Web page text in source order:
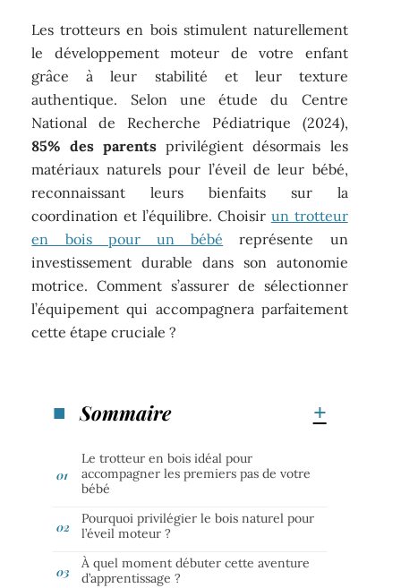
Les trotteurs en bois stimulent naturellement
le développement moteur de votre enfant
grâce à leur stabilité et leur texture
authentique. Selon une étude du Centre
National de Recherche Pédiatrique (2024),
85% des parentsprivilégient désormais les
matériaux naturels pour l’éveil de leur bébé,
reconnaissant leurs bienfaits sur la
coordination et l’équilibre. Choisir un trotteur
en bois pour un bébé représente un
investissement durable dans son autonomie
motrice. Comment s’assurer de sélectionner
l’équipement qui accompagnera parfaitement
cette étape cruciale ?
Sommaire
Le trotteur en bois idéal pour
accompagner les premiers pas de votre
bébé
Pourquoi privilégier le bois naturel pour
l’éveil moteur ?
À quel moment débuter cette aventure
d’apprentissage ?